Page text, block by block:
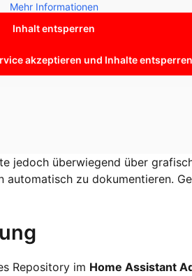
Mehr Informationen
Inhalt entsperren
akzeptieren und Inhalte entsperren
jedoch überwiegend über
zu dokumentieren.
Repository im Home Assistant